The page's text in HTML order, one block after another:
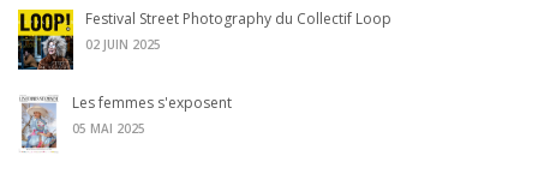
Festival Street Photography du Collectif Loop
02 JUIN 2025
Les femmes s'exposent
05 MAI 2025